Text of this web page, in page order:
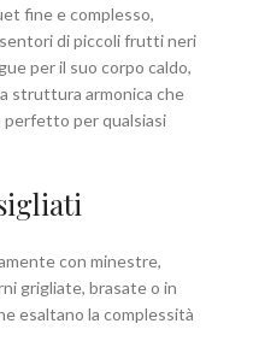
fine e complesso,
di piccoli frutti neri
per il suo corpo caldo,
struttura armonica che
perfetto per qualsiasi
con minestre,
grigliate, brasate o in
esaltano la complessità